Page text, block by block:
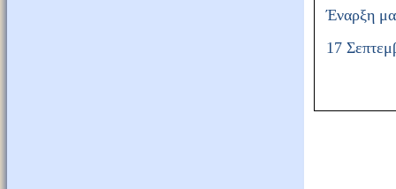
Έναρξη
17